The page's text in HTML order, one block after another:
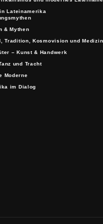
Lateinamerika
& Mythen
Tradition, Kosmovision und Medizin
– Kunst & Handwerk
und Tracht
Moderne
im Dialog